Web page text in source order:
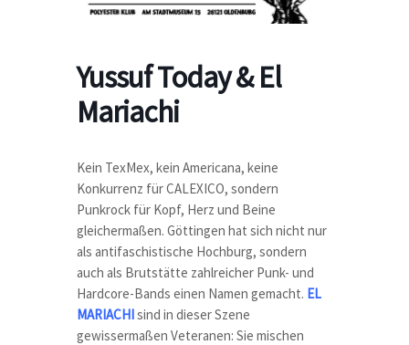
Yussuf Today & El
Mariachi
Kein TexMex, kein Americana, keine
Konkurrenz für CALEXICO, sondern
Punkrock für Kopf, Herz und Beine
gleichermaßen. Göttingen hat sich nicht nur
als antifaschistische Hochburg, sondern
auch als Brutstätte zahlreicher Punk- und
Hardcore-Bands einen Namen gemacht. EL
MARIACHIsind in dieser Szene
gewissermaßen Veteranen: Sie mischen